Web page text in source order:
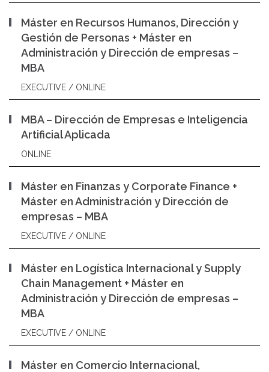
Máster en Recursos Humanos, Dirección y
Gestión de Personas + Máster en
Administración y Dirección de empresas –
MBA
EXECUTIVE / ONLINE
MBA – Dirección de Empresas e Inteligencia
Artificial Aplicada
ONLINE
Máster en Finanzas y Corporate Finance +
Máster en Administración y Dirección de
empresas – MBA
EXECUTIVE / ONLINE
Máster en Logística Internacional y Supply
Chain Management + Máster en
Administración y Dirección de empresas –
MBA
EXECUTIVE / ONLINE
Máster en Comercio Internacional,